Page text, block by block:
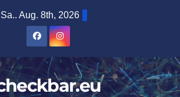
Sa.. Aug. 8th, 2026